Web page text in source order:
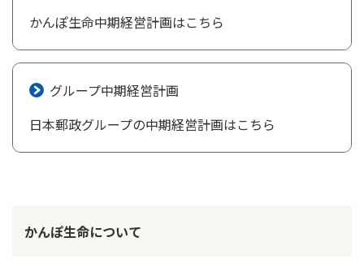
かんぽ生命中期経営計画はこちら
グループ中期経営計画
日本郵政グループの中期経営計画はこちら
かんぽ生命について